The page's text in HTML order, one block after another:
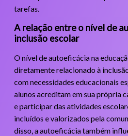
tarefas.
A relação entre o nível de
inclusão escolar
O nível de autoeficácia na
diretamente relacionado à
com necessidades educacionais
alunos acreditam em sua própria
e participar das atividades
incluídos e valorizados pela
disso, a autoeficácia também